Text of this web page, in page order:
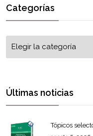
Categorías
Últimas noticias
Tópicos